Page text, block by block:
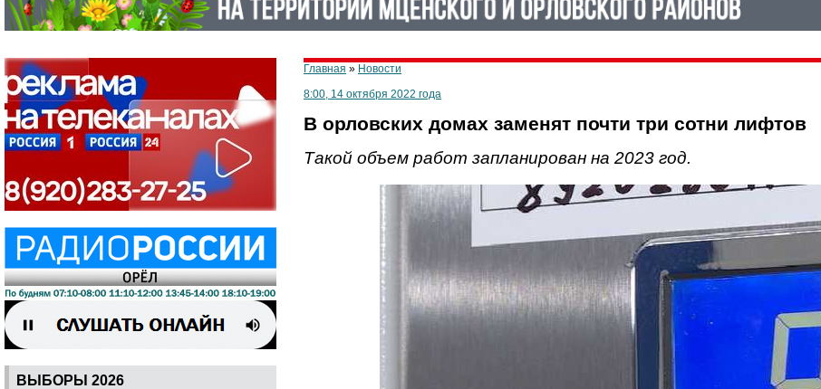
ВЫБОРЫ 2026
Главная » Новости
8:00, 14 октября 2022 года
В орловских домах заменят почти три сотни лифтов
Такой объем работ запланирован на 2023 год.